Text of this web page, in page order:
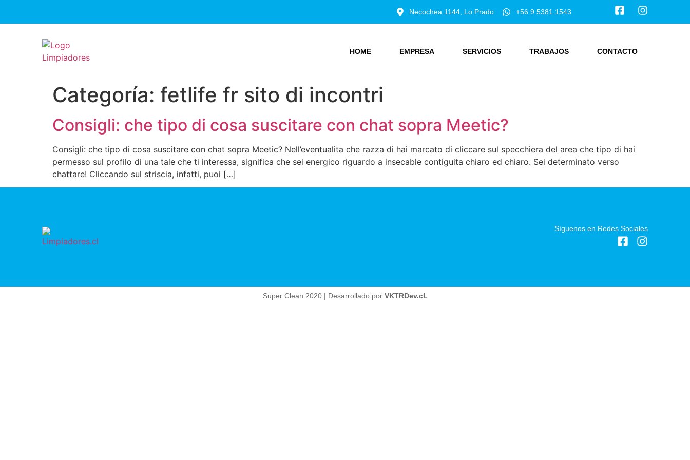
Necochea 1144, Lo Prado +56 9 5381 1543
HOME EMPRESA SERVICIOS TRABAJOS CONTACTO
Categoría: fetlife fr sito di incontri
Consigli: che tipo di cosa suscitare con chat sopra Meetic?
Consigli: che tipo di cosa suscitare con chat sopra Meetic? Nell’eventualita che razza di hai marcato di cliccare sul specchiera del area che tipo di hai
permesso sul profilo di una tale che ti interessa, significa che sei energico riguardo a insecable contiguita chiaro ed chiaro. Sei determinato verso
chattare! Cliccando sul striscia, infatti, puoi […]
Síguenos en Redes Sociales
Super Clean 2020 | Desarrollado por VKTRDev.cL